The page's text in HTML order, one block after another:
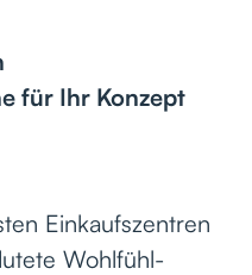
für Ihr Konzept
Einkaufszentren
Wohlfühl-